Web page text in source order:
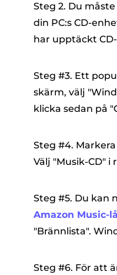
Steg 2. Du
din PC:s CD-
har upptäckt
Steg #3. Ett
skärm, välj
klicka sedan på
Steg #4.
Välj "Musik-CD"
Steg #5. Du kan
Amazon Music-
"Brännlista".
Steg #6. För att